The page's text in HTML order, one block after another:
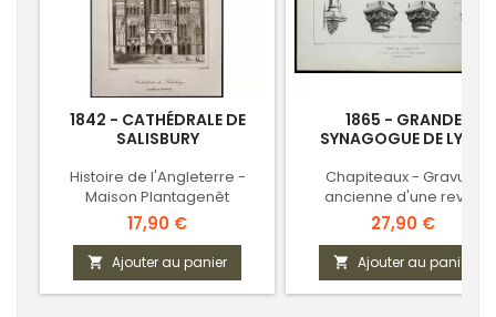
1842 - CATHÉDRALE DE
SALISBURY
Histoire de l'Angleterre -
Maison Plantagenêt
Prix
17,90 €
 Ajouter au panier
1865 - GRANDE
SYNAGOGUE DE LYON
Chapiteaux - Gravure
ancienne d'une revue
d'architecture
Prix
27,90 €
 Ajouter au panier